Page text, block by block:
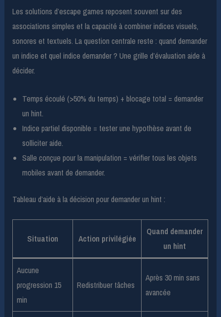
Les solutions d’escape games reposent souvent sur des
associations simples et la capacité à combiner indices visuels,
sonores et textuels. La question centrale reste : quand demander
un indice et quel indice demander ? Une grille d’évaluation aide à
décider.
Temps écoulé (>50% du temps) + blocage total = demander
un hint.
Indice partiel disponible = tester une hypothèse avant de
solliciter aide.
Salle conçue pour la manipulation = vérifier tous les objets
mobiles avant de demander.
Tableau d’aide à la décision pour demander un hint :
Situation Action privilégiée
Quand demander
un hint
Aucune
progression 15
min
Redistribuer tâches
Après 30 min sans
avancée